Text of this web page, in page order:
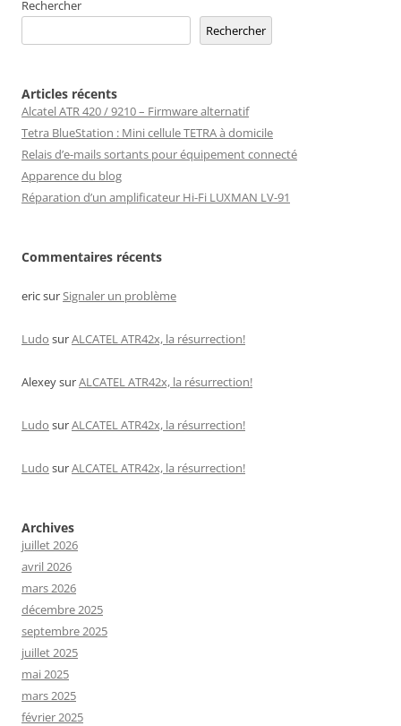
Rechercher
Rechercher
Articles récents
Alcatel ATR 420 / 9210 – Firmware alternatif
Tetra BlueStation : Mini cellule TETRA à domicile
Relais d’e-mails sortants pour équipement connecté
Apparence du blog
Réparation d’un amplificateur Hi-Fi LUXMAN LV-91
Commentaires récents
ericsurSignaler un problème
Ludo surALCATEL ATR42x, la résurrection!
AlexeysurALCATEL ATR42x, la résurrection!
Ludo surALCATEL ATR42x, la résurrection!
Ludo surALCATEL ATR42x, la résurrection!
Archives
juillet 2026
avril 2026
mars 2026
décembre 2025
septembre 2025
juillet 2025
mai 2025
mars 2025
février 2025